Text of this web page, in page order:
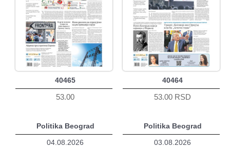
40465
53.00
40464
53.00 RSD
Politika Beograd
04.08.2026
Politika Beograd
03.08.2026